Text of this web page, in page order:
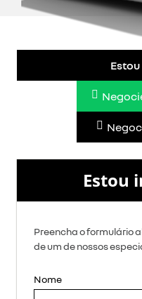
Estou
Preencha o formulário
de um de nossos
Nome